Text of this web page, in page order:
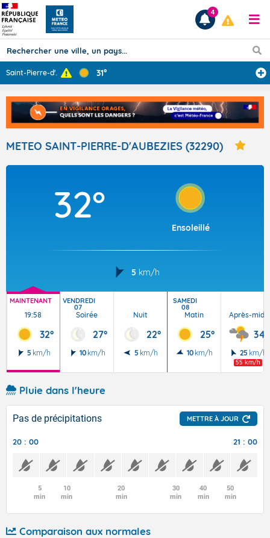
Prévisions
TOUS LES RÉSULTATS
Articles
4
Saint-Pierre-d'... 31°
METEO SAINT-PIERRE-D'AUBEZIES (32290)
32°
Ensoleillé
5 km/h
MAINTENANT
19:58
32°
5 km/h
VENDREDI
07
Soirée
27°
10 km/h
Nuit
22°
5 km/h
SAMEDI
08
Matin
25°
10 km/h
Après-midi
34°
25 km/h
55 km/h
Pluie dans l'heure
Pas de précipitations METTRE À JOUR
20 : 00 21 : 00
5
min
10
min
20
min
30
min
40
min
50
min
Comparaison aux normales